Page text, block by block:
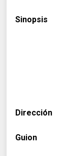
Sinopsis
Dirección
Guion